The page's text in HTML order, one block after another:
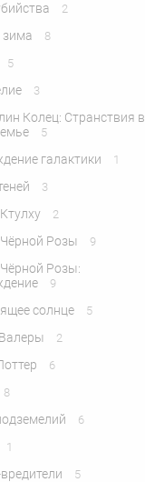
2
зима 8
5
3
Колец: Странствия в
5
галактики 1
3
2
Розы 9
Розы:
9
солнце 5
2
6
8
6
1
5